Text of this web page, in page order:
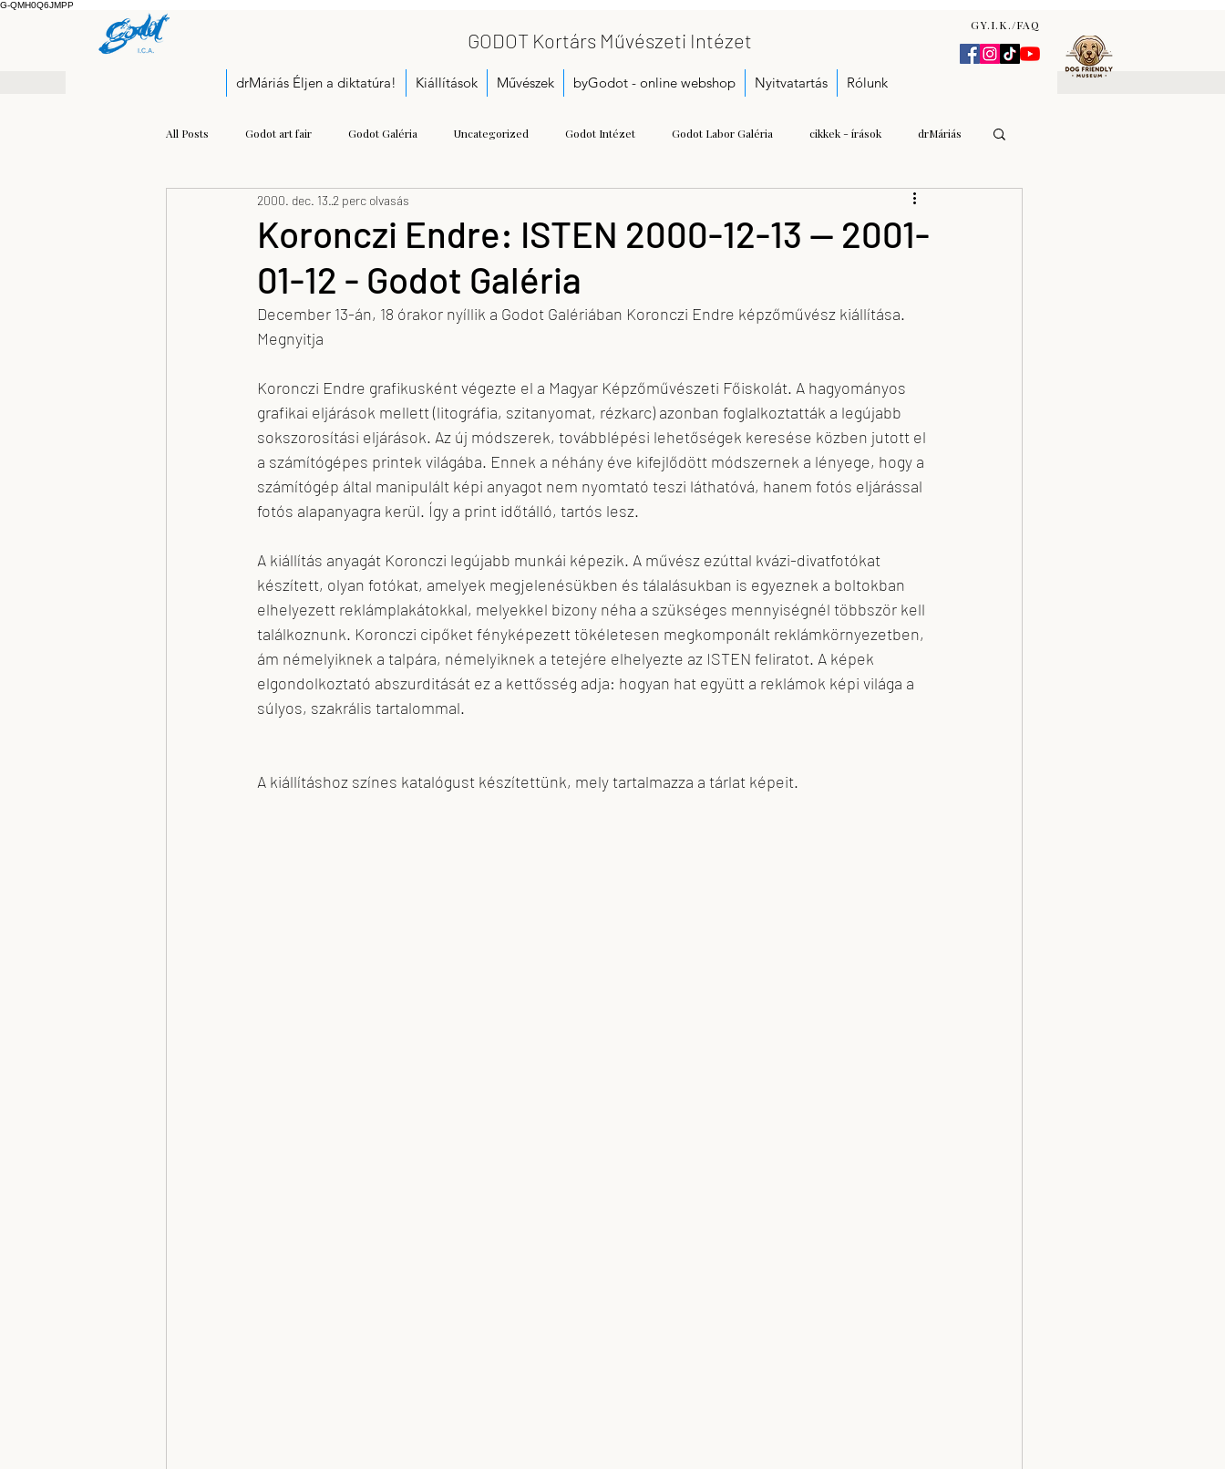
G-QMH0Q6JMPP
GODOT Kortárs Művészeti Intézet
GY.I.K./FAQ
drMáriás Éljen a diktatúra! Kiállítások Művészek byGodot - online webshop Nyitvatartás Rólunk
All Posts Godot art fair Godot Galéria Uncategorized Godot Intézet Godot Labor Galéria cikkek - írások drMáriás
Pályázati felhívás Gulyás Andrea Katalin
Kis Prumik Zoltán Call for proposals Gáspár Annamária
Balogh Kristóf József
Nagy Kriszta x-T Tereskova feLugossy László Erdei Krisztina
Koronczi Endre: ISTEN 2000-12-13 — 2001-
01-12 - Godot Galéria
2000. dec. 13. 2 perc olvasás
December 13-án, 18 órakor nyíllik a Godot Galériában Koronczi Endre képzőművész kiállítása.
Megnyitja
Koronczi Endre grafikusként végezte el a Magyar Képzőművészeti Főiskolát. A hagyományos
grafikai eljárások mellett (litográfia, szitanyomat, rézkarc) azonban foglalkoztatták a legújabb
sokszorosítási eljárások. Az új módszerek, továbblépési lehetőségek keresése közben jutott el
a számítógépes printek világába. Ennek a néhány éve kifejlődött módszernek a lényege, hogy a
számítógép által manipulált képi anyagot nem nyomtató teszi láthatóvá, hanem fotós eljárással
fotós alapanyagra kerül. Így a print időtálló, tartós lesz.
A kiállítás anyagát Koronczi legújabb munkái képezik. A művész ezúttal kvázi-divatfotókat
készített, olyan fotókat, amelyek megjelenésükben és tálalásukban is egyeznek a boltokban
elhelyezett reklámplakátokkal, melyekkel bizony néha a szükséges mennyiségnél többször kell
találkoznunk. Koronczi cipőket fényképezett tökéletesen megkomponált reklámkörnyezetben,
ám némelyiknek a talpára, némelyiknek a tetejére elhelyezte az ISTEN feliratot. A képek
elgondolkoztató abszurditását ez a kettősség adja: hogyan hat együtt a reklámok képi világa a
súlyos, szakrális tartalommal.
A kiállításhoz színes katalógust készítettünk, mely tartalmazza a tárlat képeit.